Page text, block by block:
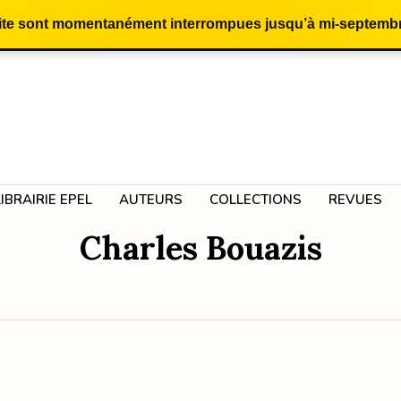
sont momentanément interrompues jusqu’à mi-
EPEL AUTEURS COLLECTIONS REVUES
Charles Bouazis